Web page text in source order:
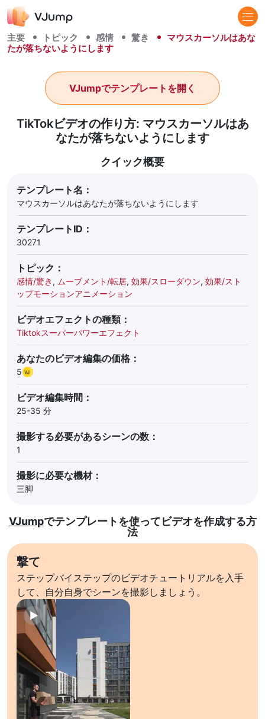
主要 トピック 感情 驚き
マウスカーソルはあな
たが落ちないようにします
TikTokビデオの作り方: マウスカーソルはあ
なたが落ちないようにします
VJumpでテンプレートを開く
クイック概要
テンプレート名：
マウスカーソルはあなたが落ちないようにします
テンプレートID：
30271
トピック：
感情/驚き , ムーブメント/転居, 効果/スローダウン, 効果/スト
ップモーションアニメーション
ビデオエフェクトの種類：
Tiktokスーパーパワーエフェクト
あなたのビデオ編集の価格：
5
ビデオ編集時間：
25-35 分
撮影する必要があるシーンの数：
1
撮影に必要な機材：
三脚
VJumpでテンプレートを使ってビデオを作成する方
法
撃て
ステップバイステップのビデオチュートリアルを入手
して、自分自身でシーンを撮影しましょう。